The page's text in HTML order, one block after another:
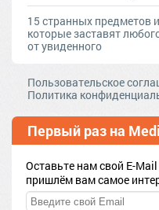
15 странных предметов
которые заставят
от увиденного
Пользовательское
Политика
Первый раз на
Оставьте нам свой E-
пришлём вам самое